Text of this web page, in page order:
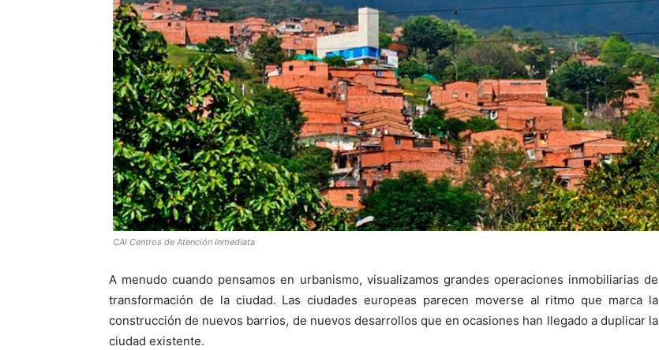
CAI Centros de Atención Inmediata
A menudo cuando pensamos en urbanismo, visualizamos grandes operaciones inmobiliarias de
transformación de la ciudad. Las ciudades europeas parecen moverse al ritmo que marca la
construcción de nuevos barrios, de nuevos desarrollos que en ocasiones han llegado a duplicar la
ciudad existente.